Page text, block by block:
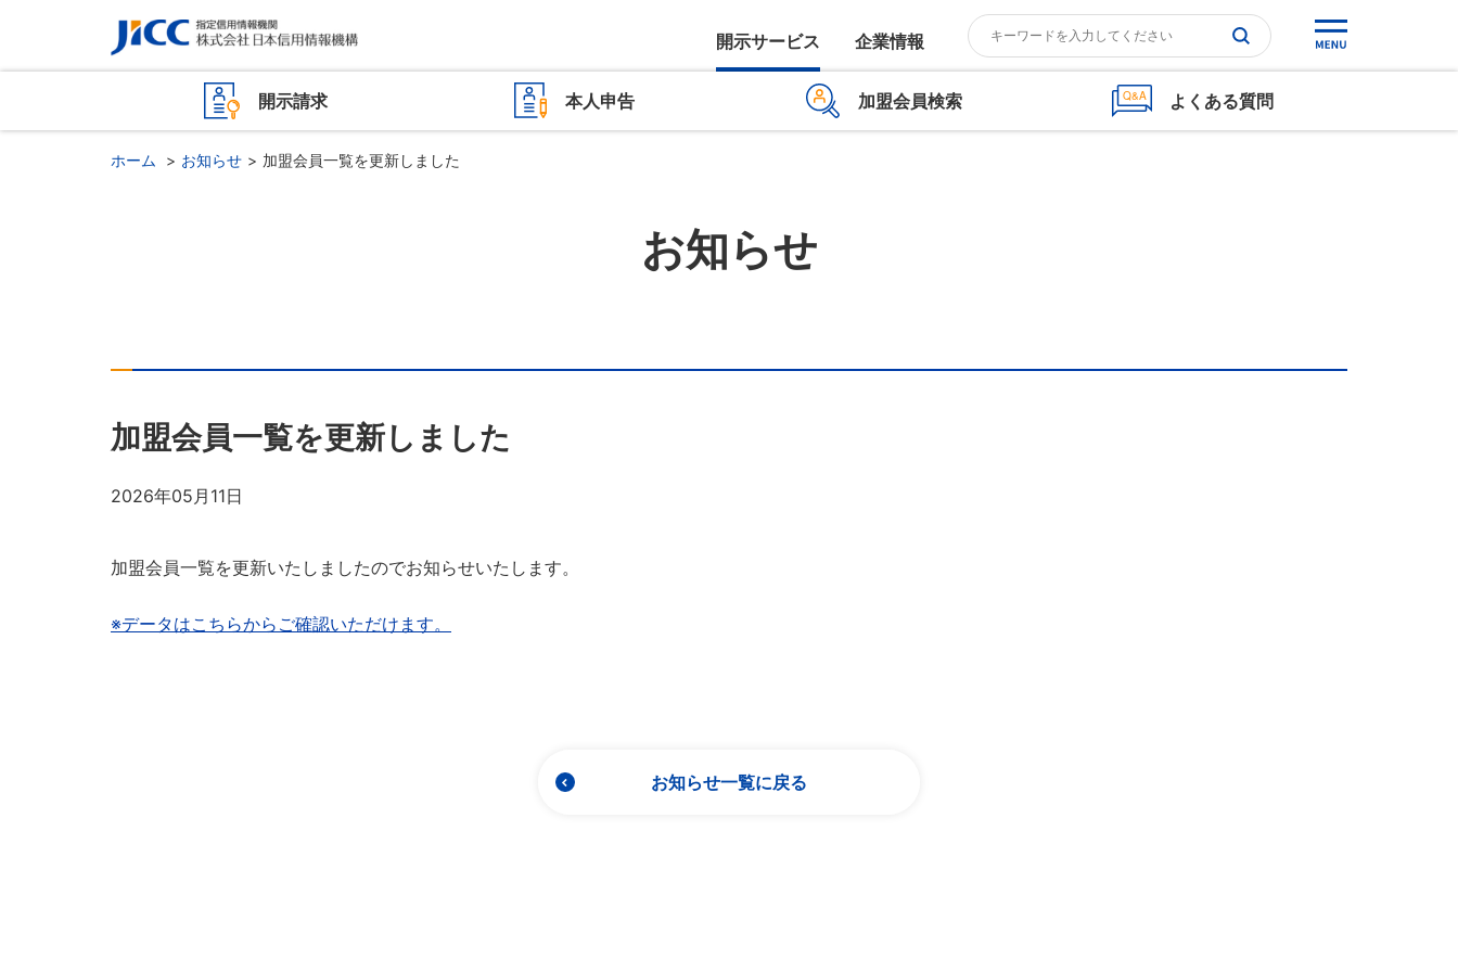
開示サービス 企業情報
開示請求 本人申告 加盟会員検索 よくある質問
ホーム お知らせ 加盟会員一覧を更新しました
お知らせ
加盟会員一覧を更新しました
2026年05月11日
加盟会員一覧を更新いたしましたのでお知らせいたします。
※データはこちらからご確認いただけます。
お知らせ一覧に戻る